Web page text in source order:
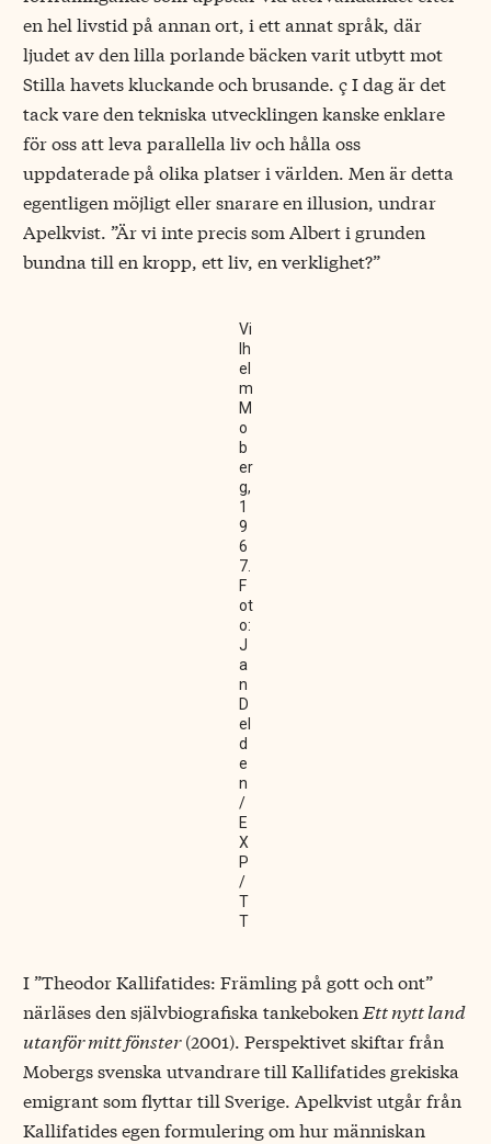
en hel livstid på annan ort, i ett annat språk, där
ljudet av den lilla porlande bäcken varit utbytt mot
Stilla havets kluckande och brusande. ç I dag är det
tack vare den tekniska utvecklingen kanske enklare
för oss att leva parallella liv och hålla oss
uppdaterade på olika platser i världen. Men är detta
egentligen möjligt eller snarare en illusion, undrar
Apelkvist. ”Är vi inte precis som Albert i grunden
bundna till en kropp, ett liv, en verklighet?”
Vi
lh
el
m
M
o
b
er
g,
1
9
6
7.
F
ot
o:
J
a
n
D
el
d
e
n
/
E
X
P
/
T
T
I ”Theodor Kallifatides: Främling på gott och ont”
närläses den självbiografiska tankeboken Ett nytt land
utanför mitt fönster(2001). Perspektivet skiftar från
Mobergs svenska utvandrare till Kallifatides grekiska
emigrant som flyttar till Sverige. Apelkvist utgår från
Kallifatides egen formulering om hur människan